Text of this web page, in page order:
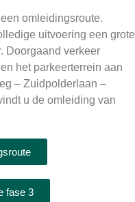
omleidingsroute.
uitvoering een grote
Doorgaand verkeer
het parkeerterrein aan
– Zuidpolderlaan –
u de omleiding van
fase 3